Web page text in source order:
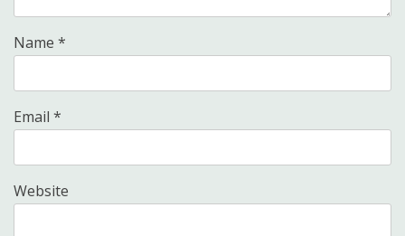
Name *
Email *
Website